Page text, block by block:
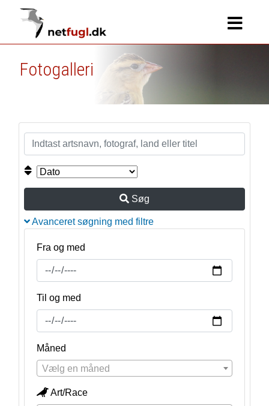
Fotogalleri
Søg
Avanceret søgning med filtre
Fra og med
Til og med
Måned
Vælg en måned
Art/Race